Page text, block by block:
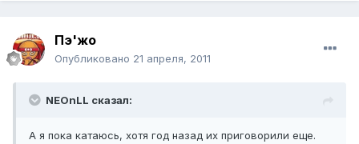
Пэ'жо
Опубликовано 21 апреля, 2011
NEOnLL сказал:
А я пока катаюсь, хотя год назад их приговорили еще.